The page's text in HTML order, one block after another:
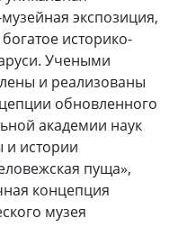
экспозиция,
историко-
Учеными
и реализованы
обновленного
академии наук
и истории
пуща»,
концепция
музея